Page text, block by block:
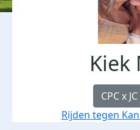
Kiek
CPC x
Rijden tegen